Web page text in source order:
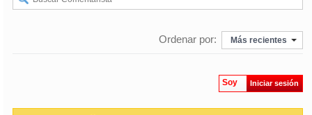
Ordenar por: Más recientes
Soy Iniciar sesión